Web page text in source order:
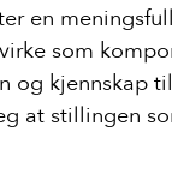
en
som
og kjennskap
at stillingen